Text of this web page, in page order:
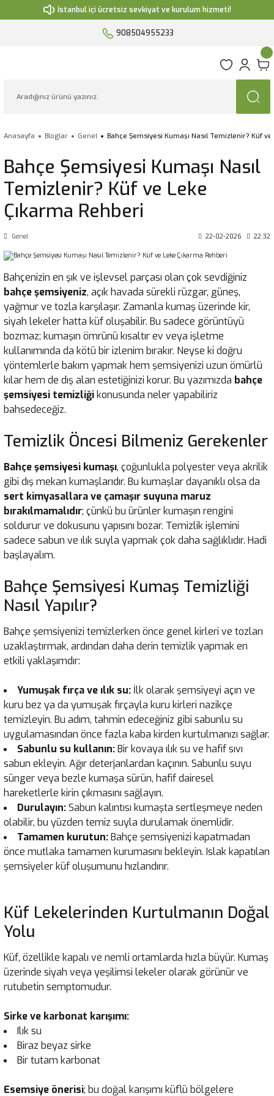
İstanbul içi ücretsiz sevkiyat ve kurulum hizmeti!
908504955233
Anasayfa Bloglar Genel Bahçe Şemsiyesi Kumaşı Nasıl Temizlenir? Küf
Bahçe Şemsiyesi Kumaşı Nasıl
Temizlenir? Küf ve Leke
Çıkarma Rehberi
Genel 22-02-2026 22:32
Bahçenizin en şık ve işlevsel parçası olan çok sevdiğiniz
bahçe şemsiyeniz, açık havada sürekli rüzgar, güneş,
yağmur ve tozla karşılaşır. Zamanla kumaş üzerinde kir,
siyah lekeler hatta küf oluşabilir. Bu sadece görüntüyü
bozmaz; kumaşın ömrünü kısaltır ev veya işletme
kullanımında da kötü bir izlenim bırakır. Neyse ki doğru
yöntemlerle bakım yapmak hem şemsiyenizi uzun ömürlü
kılar hem de dış alan estetiğinizi korur. Bu yazımızda bahçe
şemsiyesi temizliğikonusunda neler yapabiliriz
bahsedeceğiz.
Temizlik Öncesi Bilmeniz Gerekenler
Bahçe şemsiyesi kumaşı, çoğunlukla polyester veya akrilik
gibi dış mekan kumaşlarıdır. Bu kumaşlar dayanıklı olsa da
sert kimyasallara ve çamaşır suyuna maruz
bırakılmamalıdır; çünkü bu ürünler kumaşın rengini
soldurur ve dokusunu yapısını bozar. Temizlik işlemini
sadece sabun ve ılık suyla yapmak çok daha sağlıklıdır. Hadi
başlayalım.
Bahçe Şemsiyesi Kumaş Temizliği
Nasıl Yapılır?
Bahçe şemsiyenizi temizlerken önce genel kirleri ve tozları
uzaklaştırmak, ardından daha derin temizlik yapmak en
etkili yaklaşımdır:
Yumuşak fırça ve ılık su: İlk olarak şemsiyeyi açın ve
kuru bez ya da yumuşak fırçayla kuru kirleri nazikçe
temizleyin. Bu adım, tahmin edeceğiniz gibi sabunlu su
uygulamasından önce fazla kaba kirden kurtulmanızı sağlar.
Sabunlu su kullanın:Bir kovaya ılık su ve hafif sıvı
sabun ekleyin. Ağır deterjanlardan kaçının. Sabunlu suyu
sünger veya bezle kumaşa sürün, hafif dairesel
hareketlerle kirin çıkmasını sağlayın.
Durulayın:Sabun kalıntısı kumaşta sertleşmeye neden
olabilir, bu yüzden temiz suyla durulamak önemlidir.
Tamamen kurutun:Bahçe şemsiyenizi kapatmadan
önce mutlaka tamamen kurumasını bekleyin. Islak kapatılan
şemsiyeler küf oluşumunu hızlandırır.
Küf Lekelerinden Kurtulmanın Doğal
Yolu
Küf, özellikle kapalı ve nemli ortamlarda hızla büyür. Kumaş
üzerinde siyah veya yeşilimsi lekeler olarak görünür ve
rutubetin semptomudur.
Sirke ve karbonat karışımı:
Ilık su
Biraz beyaz sirke
Bir tutam karbonat
Esemsiye önerisi; bu doğal karışımı küflü bölgelere